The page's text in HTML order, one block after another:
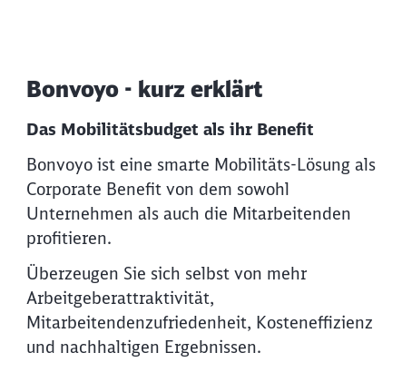
Bonvoyo - kurz erklärt
Das Mobilitätsbudget als ihr Benefit
Bonvoyo ist eine smarte Mobilitäts-Lösung als
Corporate Benefit von dem sowohl
Unternehmen als auch die Mitarbeitenden
profitieren.
Überzeugen Sie sich selbst von mehr
Arbeitgeberattraktivität,
Mitarbeitendenzufriedenheit, Kosteneffizienz
und nachhaltigen Ergebnissen.